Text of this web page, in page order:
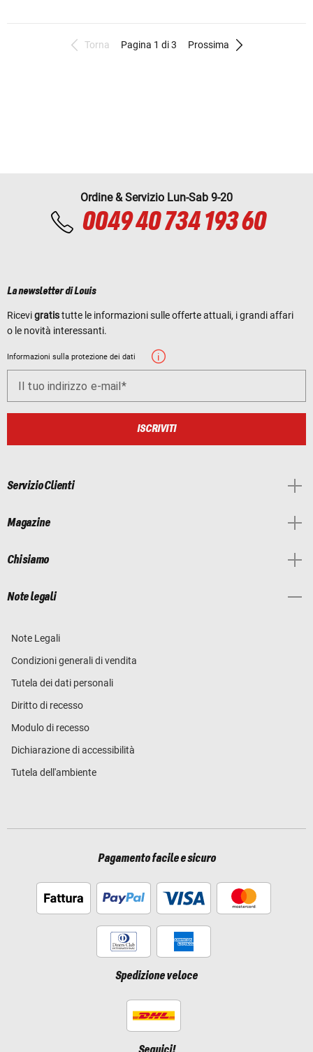
Torna Pagina 1 di 3 Prossima
Ordine & Servizio Lun-Sab 9-20
0049 40 734 193 60
La newsletter di Louis
Ricevigratistutte le informazioni sulle offerte attuali, i grandi affari
o le novità interessanti.
Informazioni sulla protezione dei dati
Il tuo indirizzo e-mail
ISCRIVITI
Servizio Clienti
Magazine
Chi siamo
Note legali
Note Legali
Condizioni generali di vendita
Tutela dei dati personali
Diritto di recesso
Modulo di recesso
Dichiarazione di accessibilità
Tutela dell'ambiente
Pagamento facile e sicuro
Spedizione veloce